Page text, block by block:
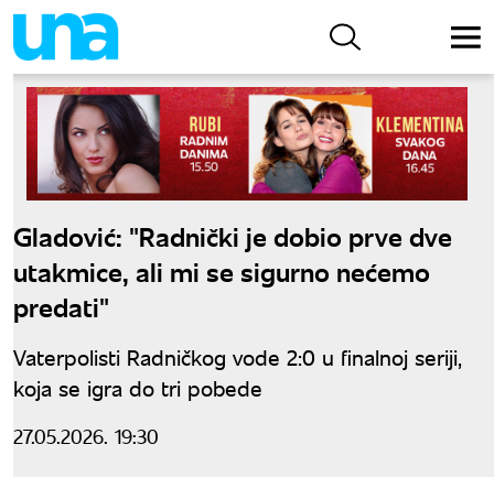
Gladović: "Radnički je dobio prve dve
utakmice, ali mi se sigurno nećemo
predati"
Vaterpolisti Radničkog vode 2:0 u finalnoj seriji,
koja se igra do tri pobede
27.05.2026. 19:30